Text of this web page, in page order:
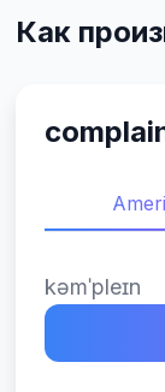
Как
kəmˈpleɪn